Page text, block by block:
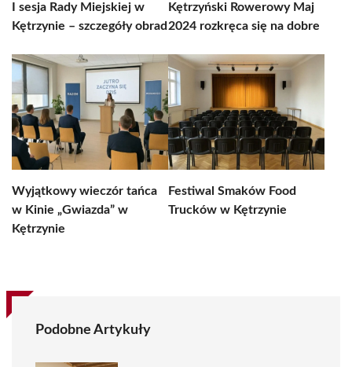
I sesja Rady Miejskiej w
Kętrzynie – szczegóły obrad
Kętrzyński Rowerowy Maj
2024 rozkręca się na dobre
Wyjątkowy wieczór tańca
w Kinie „Gwiazda” w
Kętrzynie
Festiwal Smaków Food
Trucków w Kętrzynie
Podobne Artykuły